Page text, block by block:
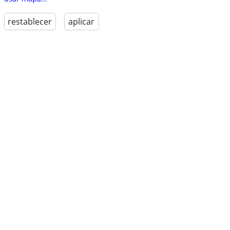
restablecer aplicar